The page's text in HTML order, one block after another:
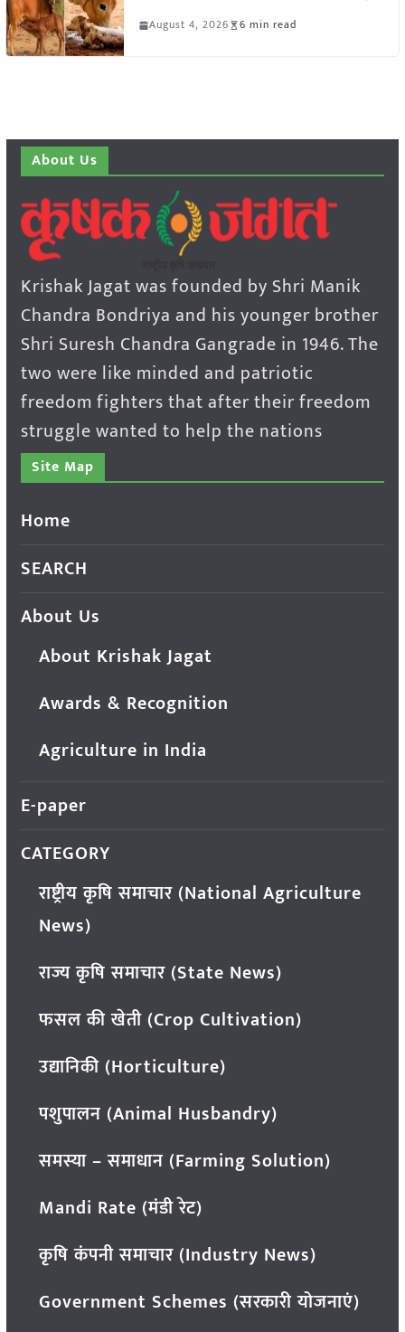
August 4, 2026 6 min read
About Us
Krishak Jagat was founded by Shri Manik
Chandra Bondriya and his younger brother
Shri Suresh Chandra Gangrade in 1946. The
two were like minded and patriotic
freedom fighters that after their freedom
struggle wanted to help the nations
Site Map
Home
SEARCH
About Us
About Krishak Jagat
Awards & Recognition
Agriculture in India
E-paper
CATEGORY
राष्ट्रीय कृषि समाचार (National Agriculture
News)
राज्य कृषि समाचार (State News)
फसल की खेती (Crop Cultivation)
उद्यानिकी (Horticulture)
पशुपालन (Animal Husbandry)
समस्या – समाधान (Farming Solution)
Mandi Rate (मंडी रेट)
कृषि कंपनी समाचार (Industry News)
Government Schemes (सरकारी योजनाएं)